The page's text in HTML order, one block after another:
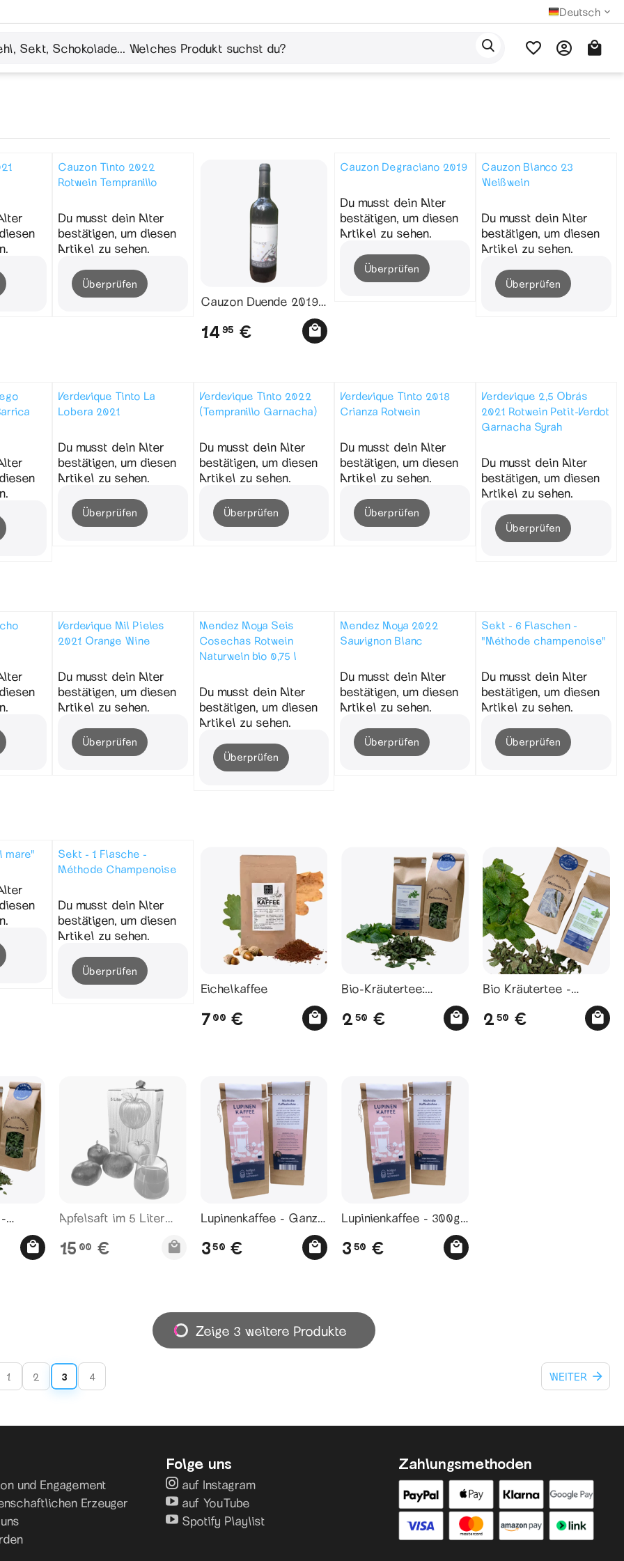
Deutsch
Cauzon Tinto 2022
Rotwein Tempranillo
Du musst dein Alter
bestätigen, um diesen
Artikel zu sehen.
Überprüfen
Cauzon Duende 2019
(Syrah) Naturwein Rot
14 95 €
Cauzon Degraciano 2019
Du musst dein Alter
bestätigen, um diesen
Artikel zu sehen.
Überprüfen
Cauzon Blanco 23
Weißwein
Du musst dein Alter
bestätigen, um diesen
Artikel zu sehen.
Überprüfen
Verdevique Tinto La
Lobera 2021
Du musst dein Alter
bestätigen, um diesen
Artikel zu sehen.
Überprüfen
Verdevique Tinto 2022
(Tempranillo Garnacha)
Du musst dein Alter
bestätigen, um diesen
Artikel zu sehen.
Überprüfen
Verdevique Tinto 2018
Crianza Rotwein
Du musst dein Alter
bestätigen, um diesen
Artikel zu sehen.
Überprüfen
Verdevique 2,5 Obrás
2021 Rotwein Petit-Verdot
Garnacha Syrah
Du musst dein Alter
bestätigen, um diesen
Artikel zu sehen.
Überprüfen
Verdevique Mil Pieles
2021 Orange Wine
Du musst dein Alter
bestätigen, um diesen
Artikel zu sehen.
Überprüfen
Mendez Moya Seis
Cosechas Rotwein
Naturwein bio 0,75 l
Du musst dein Alter
bestätigen, um diesen
Artikel zu sehen.
Überprüfen
Mendez Moya 2022
Sauvignon Blanc
Du musst dein Alter
bestätigen, um diesen
Artikel zu sehen.
Überprüfen
Sekt - 6 Flaschen -
"Méthode champenoise"
Du musst dein Alter
bestätigen, um diesen
Artikel zu sehen.
Überprüfen
mare"
Sekt - 1 Flasche -
Méthode Champenoise
Du musst dein Alter
bestätigen, um diesen
Artikel zu sehen.
Überprüfen
Eichelkaffee
7 00 €
Bio-Kräutertee:
2 50 €
Bio Kräutertee -
Zitronenmelisse - Bio
2 50 €
-
Apfelsaft im 5 Liter
15 00 €
Lupinenkaffee - Ganze
350 €
Lupinienkaffee - 300g
3 50 €
Zeige 3 weitere Produkte
1 2 3 4 WEITER
und Engagement
Erzeuger
Folge uns
auf Instagram
auf YouTube
Spotify Playlist
Zahlungsmethoden